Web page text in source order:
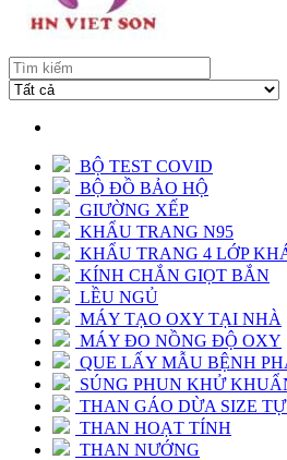
BỘ TEST COVID
BỘ ĐỒ BẢO HỘ
GIƯỜNG XẾP
KHẨU TRANG N95
KHẨU TRANG 4 LỚP
KÍNH CHẮN GIỌT BẮN
LỀU NGỦ
MÁY TẠO OXY TẠI NHÀ
MÁY ĐO NỒNG ĐỘ OXY
QUE LẤY MẪU BỆNH
SÚNG PHUN KHỬ
THAN GÁO DỪA SIZE
THAN HOẠT TÍNH
THAN NƯỚNG